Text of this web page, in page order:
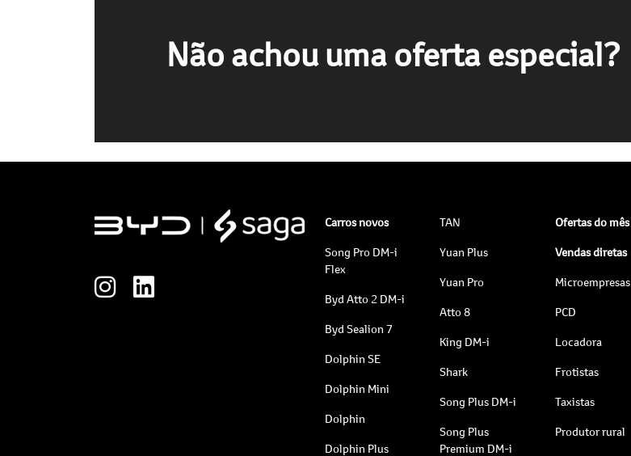
Não achou uma oferta especial?
Carros novos
Song Pro DM-i
Flex
Byd Atto 2 DM-i
Byd Sealion 7
Dolphin SE
Dolphin Mini
Dolphin
Dolphin Plus
TAN
Yuan Plus
Yuan Pro
Atto 8
King DM-i
Shark
Song Plus DM-i
Song Plus
Premium DM-i
Ofertas do mês
Vendas diretas
Microempresas
PCD
Locadora
Frotistas
Taxistas
Produtor rural